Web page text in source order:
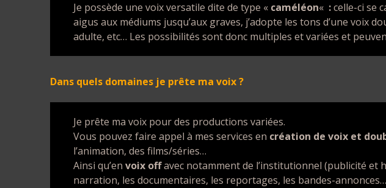
Je possède une voix versatile dite de type « caméléon« :celle-ci se
aigus aux médiums jusqu’aux graves, j’adopte les tons d’une voix
adulte, etc… Les possibilités sont donc multiples et variées et
Dans quels domaines je prête ma voix ?
Je prête ma voix pour des productions variées.
Vous pouvez faire appel à mes services en création de voix et
l’animation, des films/séries…
Ainsi qu’envoix offavec notamment de l’institutionnel (publicité et
narration, les documentaires, les reportages, les bandes-